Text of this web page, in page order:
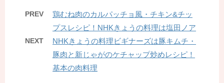
PREV
鶏むね肉のカルパッチョ風・チキン&チッ
プスレシピ！NHKきょうの料理は塩田ノア
NEXT
NHKきょうの料理ビギナーズは豚キムチ・
豚肉と新じゃがのケチャップ炒めレシピ！
基本の肉料理